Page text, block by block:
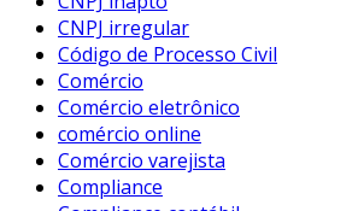
CNPJ irregular
Código de Processo Civil
Comércio
Comércio eletrônico
comércio online
Comércio varejista
Compliance